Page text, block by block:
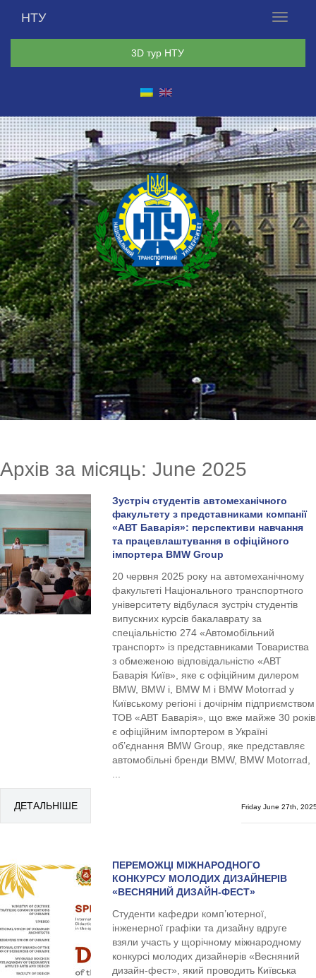
Меню
НТУ
3D тур НТУ
Архів за місяць: June 2025
Зустріч студентів автомеханічного
факультету з представниками компанії
«АВТ Баварія»: перспективи навчання
та працевлаштування в офіційного
імпортера BMW Group
20 червня 2025 року на автомеханічному
факультеті Національного транспортного
університету відбулася зустріч студентів
випускних курсів бакалаврату за
спеціальністю 274 «Автомобільний
транспорт» із представниками Товариства
з обмеженою відповідальністю «АВТ
Баварія Київ», яке є офіційним дилером
BMW, BMW i, BMW M і BMW Motorrad у
Київському регіоні і дочірнім підприємством
ТОВ «АВТ Баварія», що вже майже 30 років
є офіційним імпортером в Україні
об’єднання BMW Group, яке представляє
автомобільні бренди BMW, BMW Motorrad,
ДЕТАЛЬНІШЕ Friday June 27th,
ПЕРЕМОЖЦІ МІЖНАРОДНОГО
КОНКУРСУ МОЛОДИХ ДИЗАЙНЕРІВ
«ВЕСНЯНИЙ ДИЗАЙН-ФЕСТ»
Студенти кафедри комп’ютерної,
інженерної графіки та дизайну вдруге
взяли участь у щорічному міжнародному
конкурсі молодих дизайнерів «Весняний
дизайн-фест», який проводить Київська